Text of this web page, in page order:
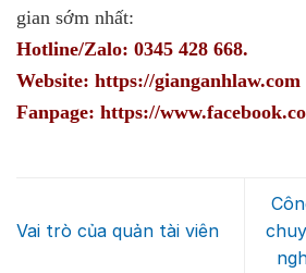
gian sớm nhất:
Hotline/Zalo: 0345 428 668.
Website: https://gianganhlaw.com
Fanpage: https://
Vai trò của quản tài viên